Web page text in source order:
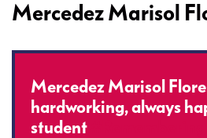
Mercedez Marisol
Mercedez Marisol
hardworking, always
student